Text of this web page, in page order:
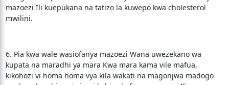
mazoezi Ili kuepukana na tatizo la kuwepo kwa cholesterol
mwilini.
6. Pia kwa wale wasiofanya mazoezi Wana uwezekano wa
kupata na maradhi ya mara Kwa mara kama vile mafua,
kikohozi vi homa homa vya kila wakati na magonjwa madogo